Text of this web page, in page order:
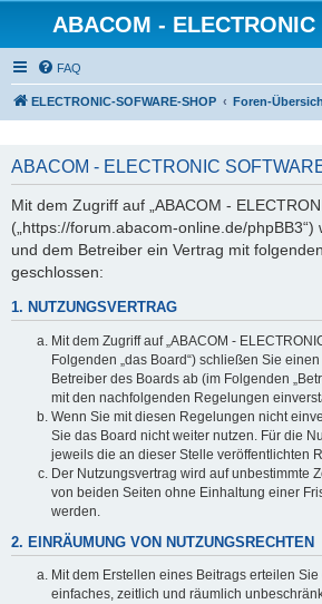
ABACOM - ELECTRONIC
FAQ
ELECTRONIC-SOFWARE-SHOP Foren-
ABACOM - ELECTRONIC
Mit dem Zugriff auf „ABACOM -
(„https://forum.abacom-online.de/phpBB3“)
und dem Betreiber ein Vertrag mit
geschlossen:
1. NUTZUNGSVERTRAG
Mit dem Zugriff auf „ABACOM -
Folgenden „das Board“) schließen Sie
Betreiber des Boards ab (im Folgenden
mit den nachfolgenden Regelungen
Wenn Sie mit diesen Regelungen nicht
Sie das Board nicht weiter nutzen. Für die
jeweils die an dieser Stelle veröffentlichten
Der Nutzungsvertrag wird auf unbestimmte
von beiden Seiten ohne Einhaltung einer
werden.
2. EINRÄUMUNG VON NUTZUNGSRECHTEN
Mit dem Erstellen eines Beitrags erteilen
einfaches, zeitlich und räumlich